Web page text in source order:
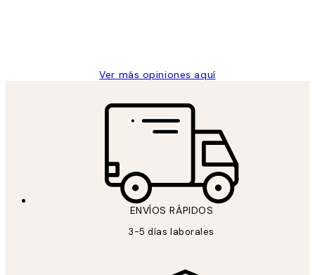
Ver más opiniones aquí
ENVÍOS RÁPIDOS
3-5 días laborales